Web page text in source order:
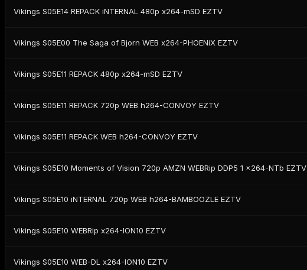
Vikings S05E14 REPACK iNTERNAL 480p x264-mSD EZTV
Vikings S05E00 The Saga of Bjorn WEB x264-PHOENiX EZTV
Vikings S05E11 REPACK 480p x264-mSD EZTV
Vikings S05E11 REPACK 720p WEB h264-CONVOY EZTV
Vikings S05E11 REPACK WEB h264-CONVOY EZTV
Vikings S05E10 Moments of Vision 720p AMZN WEBRip DDP5 1 x264-NTb EZTV
Vikings S05E10 iNTERNAL 720p WEB h264-BAMBOOZLE EZTV
Vikings S05E10 WEBRip x264-ION10 EZTV
Vikings S05E10 WEB-DL x264-ION10 EZTV